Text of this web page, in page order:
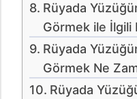
Rüyada
Görmek ile İlgili
Rüyada
Görmek Ne
Rüyada